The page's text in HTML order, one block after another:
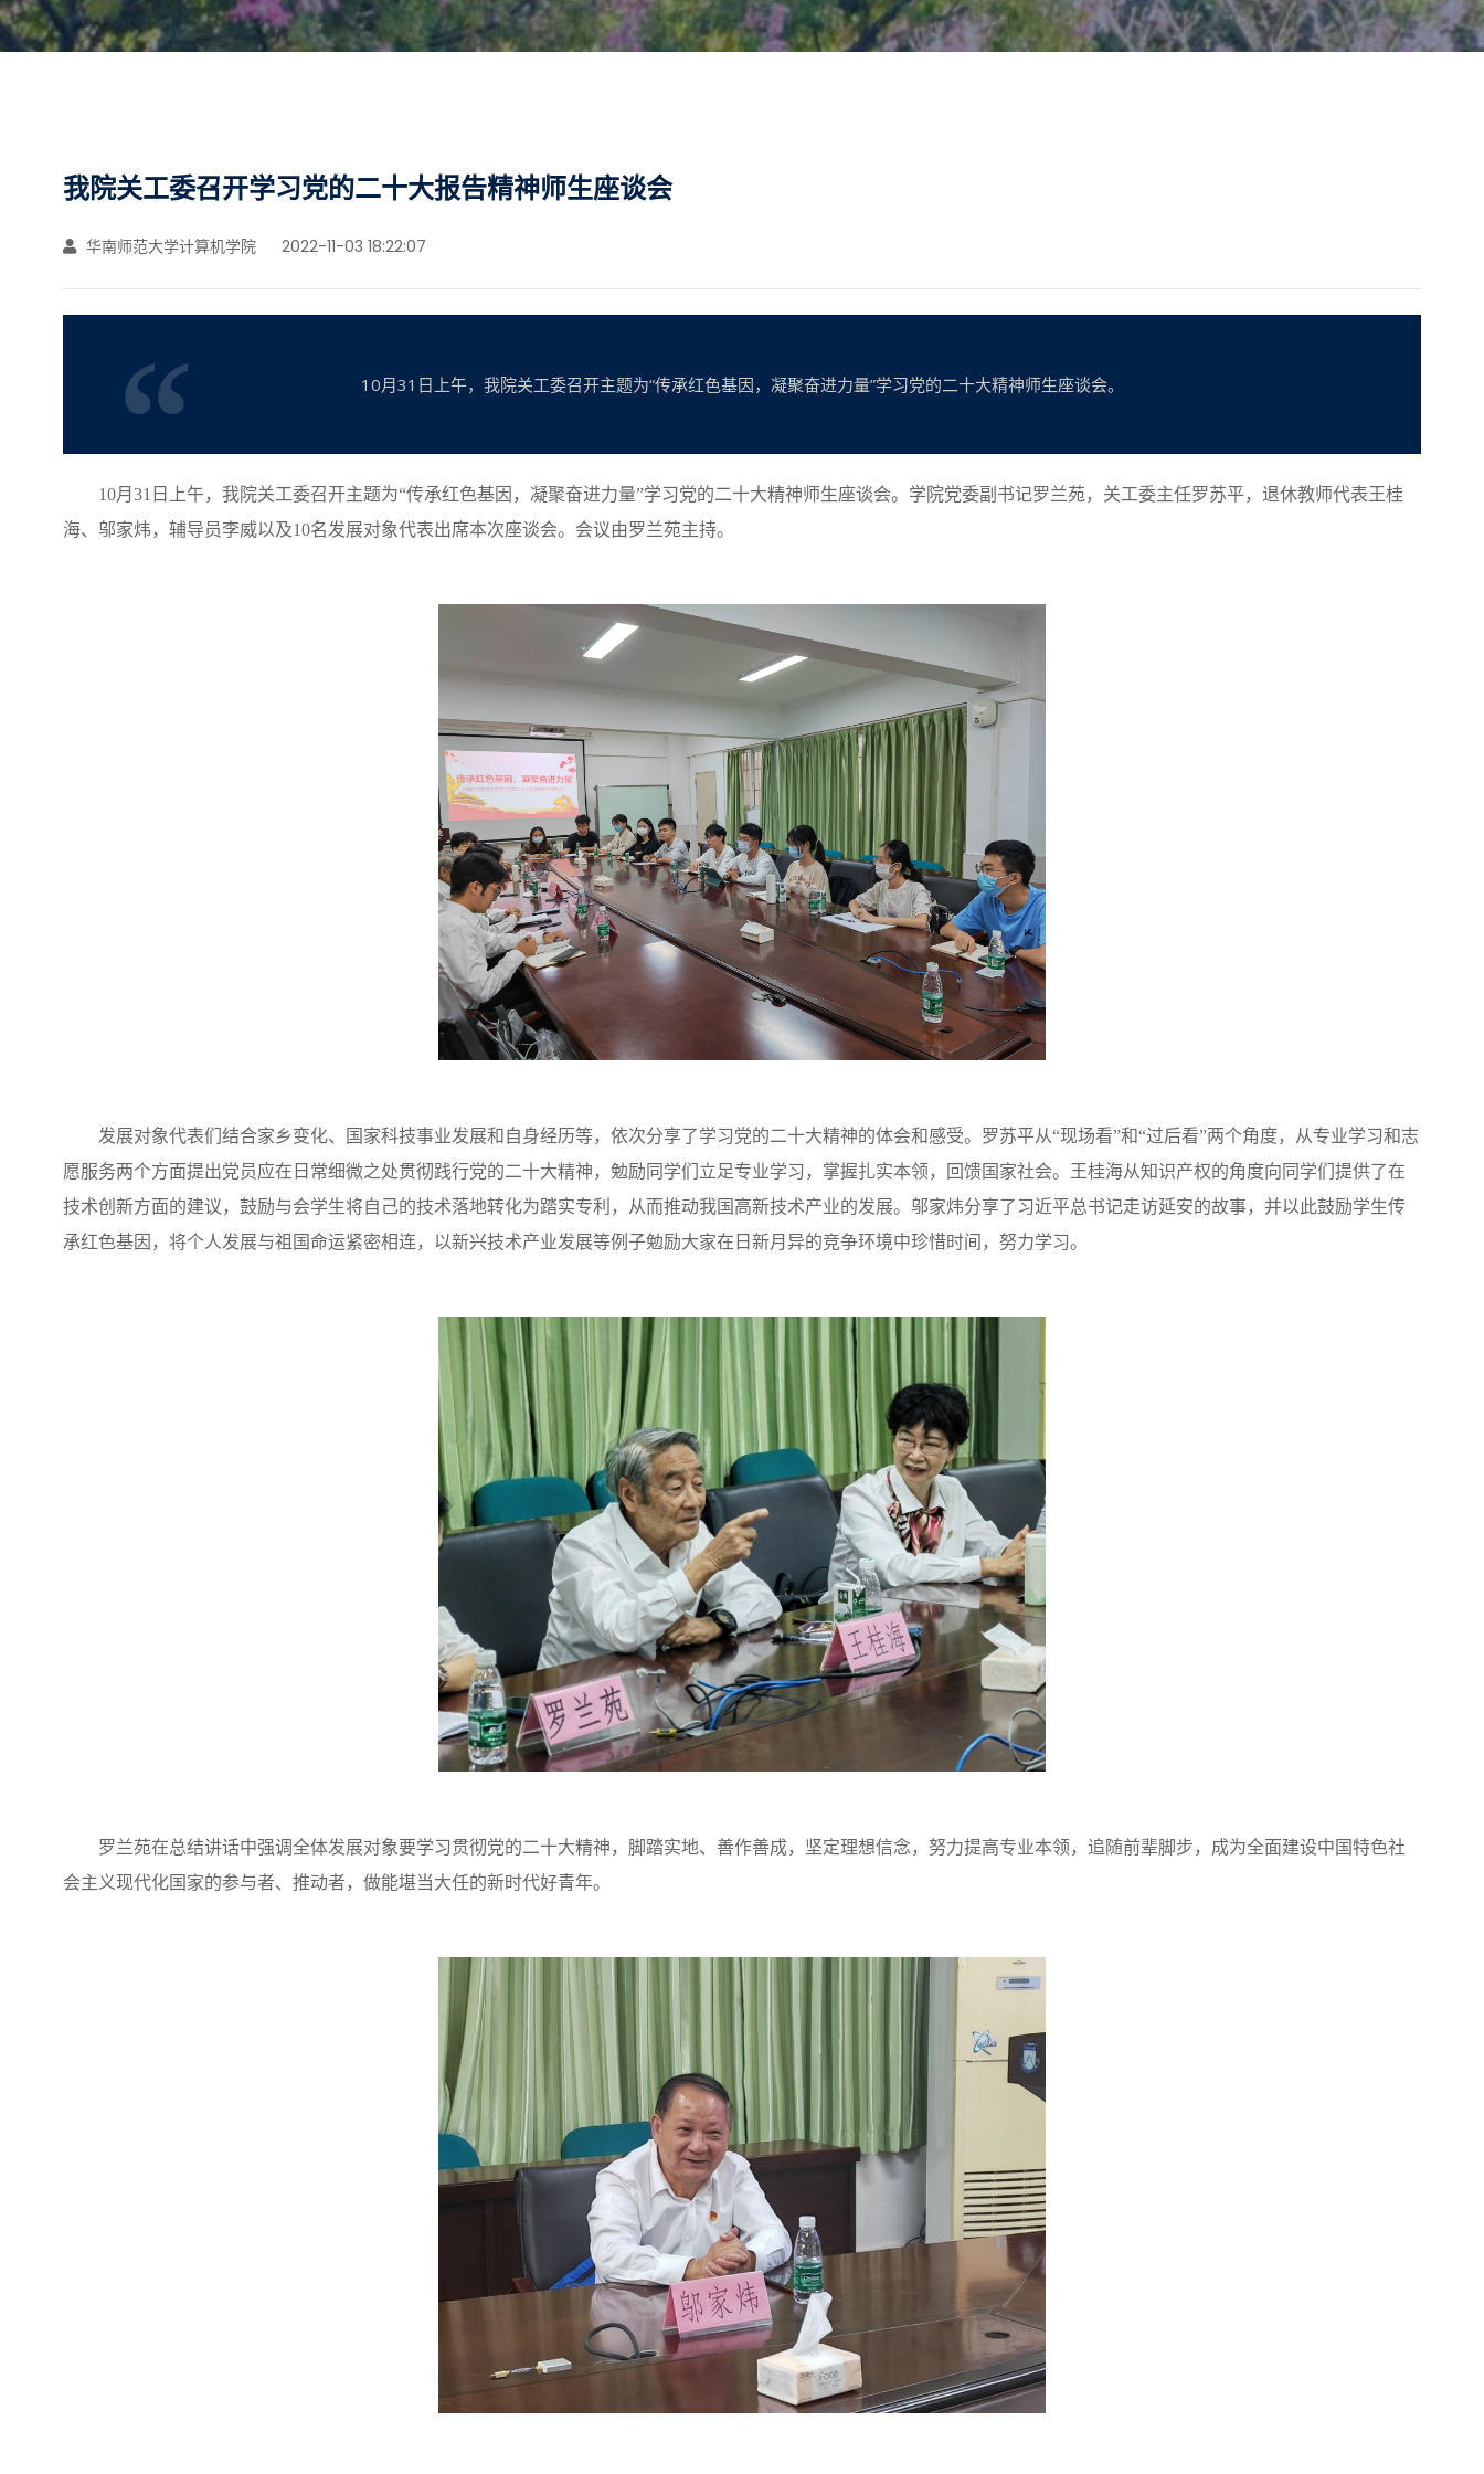
我院关工委召开学习党的二十大报告精神师生座谈会
华南师范大学计算机学院 2022-11-03 18:22:07
10月31日上午，我院关工委召开主题为“传承红色基因，凝聚奋进力量”学习党的二十大精神师生座谈会。
10月31日上午， 我院关工委召开主题为“传承红色基因，凝聚奋进力量”学习党的二十大精神师生座谈会。学院党委副书记罗兰苑，关工委主任罗苏平，退休教师代表王桂
海、邬家炜，辅导员李威以及10名发展对象代表出席本次座谈会。会议由罗兰苑主持。
发展对象代表们结合家乡变化、国家科技事业发展和自身经历等，依次分享了学习党的二十大精神的体会和感受。罗苏平从“现场看”和“过后看”两个角度，从专业学习和志
愿服务两个方面提出党员应在日常细微之处贯彻践行党的二十大精神，勉励同学们立足专业学习，掌握扎实本领，回馈国家社会。王桂海从知识产权的角度向同学们提供了在
技术创新方面的建议，鼓励与会学生将自己的技术落地转化为踏实专利，从而推动我国高新技术产业的发展。邬家炜分享了习近平总书记走访延安的故事，并以此鼓励学生传
承红色基因，将个人发展与祖国命运紧密相连 ，以新兴技术产业发展等例子勉励大家在日新月异的竞争环境中珍惜时间，努力学习。
罗兰苑在总结讲话中强调全体发展对象要学习贯彻党的二十大精神，脚踏实地、善作善成，坚定理想信念，努力提高专业本领，追随前辈脚步，成为全面建设中国特色社
会主义现代化国家的参与者、推动者，做能堪当大任的新时代好青年。